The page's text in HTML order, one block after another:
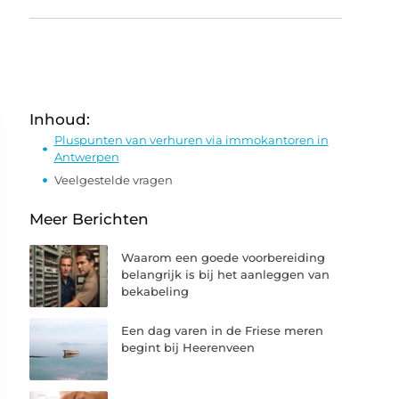
Inhoud:
Pluspunten van verhuren via immokantoren in
Antwerpen
Veelgestelde vragen
Meer Berichten
Waarom een goede voorbereiding
belangrijk is bij het aanleggen van
bekabeling
Een dag varen in de Friese meren
begint bij Heerenveen